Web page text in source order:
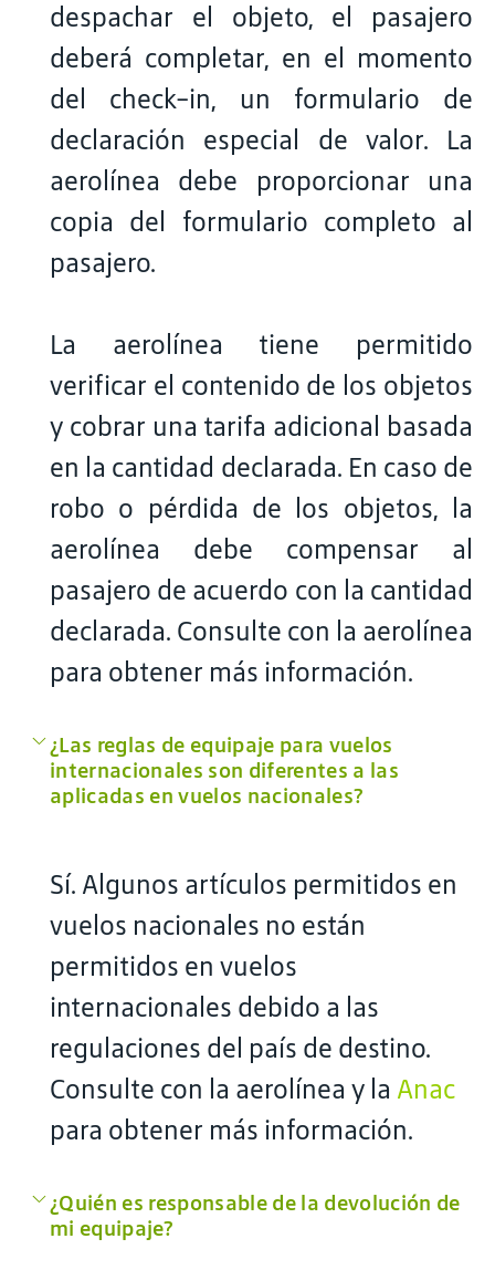
despachar el objeto, el pasajero
deberá completar, en el momento
del check-in, un formulario de
declaración especial de valor. La
aerolínea debe proporcionar una
copia del formulario completo al
pasajero.
La aerolínea tiene permitido
verificar el contenido de los objetos
y cobrar una tarifa adicional basada
en la cantidad declarada. En caso de
robo o pérdida de los objetos, la
aerolínea debe compensar al
pasajero de acuerdo con la cantidad
declarada. Consulte con la aerolínea
para obtener más información.
¿Las reglas de equipaje para vuelos
internacionales son diferentes a las
aplicadas en vuelos nacionales?
Sí. Algunos artículos permitidos en
vuelos nacionales no están
permitidos en vuelos
internacionales debido a las
regulaciones del país de destino.
Consulte con la aerolínea y la Anac
para obtener más información.
¿Quién es responsable de la devolución de
mi equipaje?